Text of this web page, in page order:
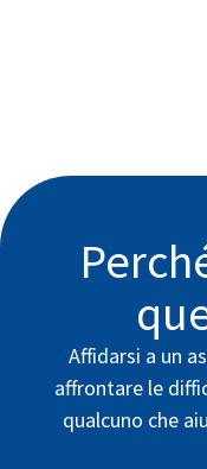
Affidarsi a un
affrontare le
qualcuno che